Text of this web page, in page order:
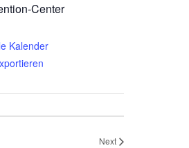
Center
Kalender
Next